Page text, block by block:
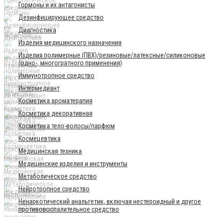
Гормоны и их антагонисты
Дезинфицирующее средство
Диагностика
Изделия медицинского назначения
Изделия полимерные (ПВХ)/резиновые/латексные/силиконовые
(одно-, многогратного применения)
Иммунотропное средство
Интермедиант
Косметика ароматерапия
Косметика декоративная
Косметика тело-волосы/парфюм
Космецевтика
Медицинская техника
Медицинские изделия и инструменты
Метаболическое средство
Нейротропное средство
Ненаркотический анальгетик, включая нестероидный и другое
противовоспалительное средство